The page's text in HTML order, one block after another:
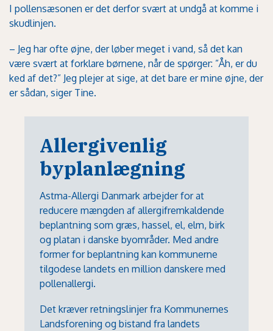
I pollensæsonen er det derfor svært at undgå at komme i
skudlinjen.
– Jeg har ofte øjne, der løber meget i vand, så det kan
være svært at forklare børnene, når de spørger: ”Åh, er du
ked af det?” Jeg plejer at sige, at det bare er mine øjne, der
er sådan, siger Tine.
Allergivenlig
byplanlægning
Astma-Allergi Danmark arbejder for at
reducere mængden af allergifremkaldende
beplantning som græs, hassel, el, elm, birk
og platan i danske byområder. Med andre
former for beplantning kan kommunerne
tilgodese landets en million danskere med
pollenallergi.
Det kræver retningslinjer fra Kommunernes
Landsforening og bistand fra landets